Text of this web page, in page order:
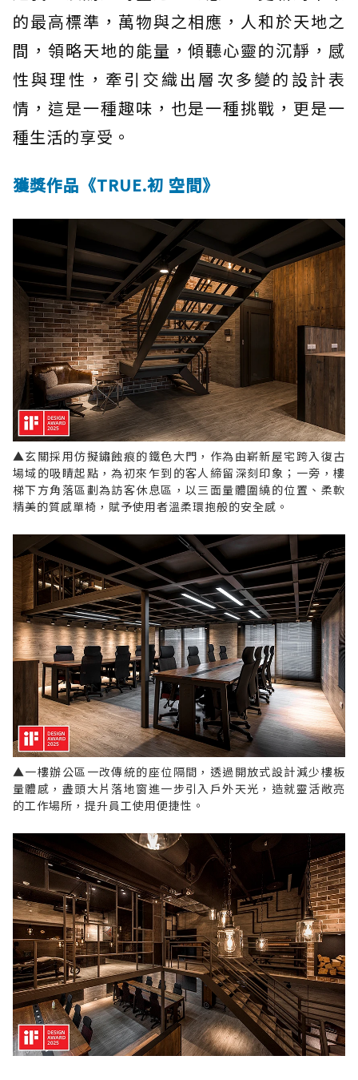
的最高標準，萬物與之相應，人和於天地之
間，領略天地的能量，傾聽心靈的沉靜，感
性與理性，牽引交織出層次多變的設計表
情，這是一種趣味，也是一種挑戰，更是一
種生活的享受。
獲獎作品《TRUE.初 空間》
▲玄關採用仿擬鏽蝕痕的鐵色大門，作為由嶄新屋宅跨入復古
場域的吸睛起點，為初來乍到的客人締留深刻印象；一旁，樓
梯下方角落區劃為訪客休息區，以三面量體圍繞的位置、柔軟
精美的質感單椅，賦予使用者溫柔環抱般的安全感。
▲一樓辦公區一改傳統的座位隔間，透過開放式設計減少樓板
量體感，盡頭大片落地窗進一步引入戶外天光，造就靈活敞亮
的工作場所，提升員工使用便捷性。